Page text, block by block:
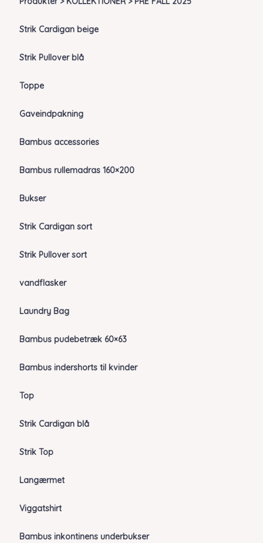
Strik Cardigan beige
Strik Pullover blå
Toppe
Gaveindpakning
Bambus accessories
Bambus rullemadras 160×200
Bukser
Strik Cardigan sort
Strik Pullover sort
vandflasker
Laundry Bag
Bambus pudebetræk 60×63
Bambus indershorts til kvinder
Top
Strik Cardigan blå
Strik Top
Langærmet
Viggatshirt
Bambus inkontinens underbukser